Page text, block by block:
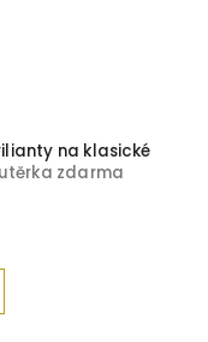
na klasické
zdarma